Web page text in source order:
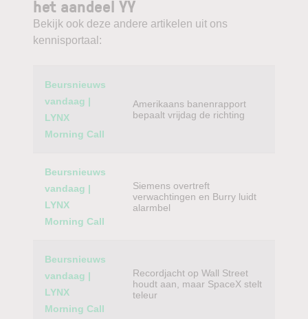
het aandeel YY
Bekijk ook deze andere artikelen uit ons
kennisportaal:
Category
Beursnieuws
vandaag |
LYNX
Morning Call
Amerikaans banenrapport
bepaalt vrijdag de richting
Beursnieuws
vandaag |
LYNX
Morning Call
Siemens overtreft
verwachtingen en Burry luidt
alarmbel
Beursnieuws
vandaag |
LYNX
Morning Call
Recordjacht op Wall Street
houdt aan, maar SpaceX stelt
teleur